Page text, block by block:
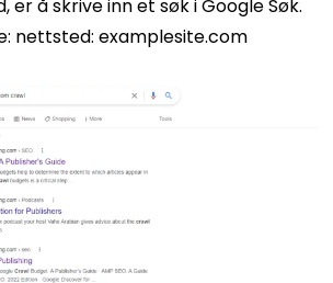
er å skrive inn et søk i Google Søk.
nettsted: examplesite.com